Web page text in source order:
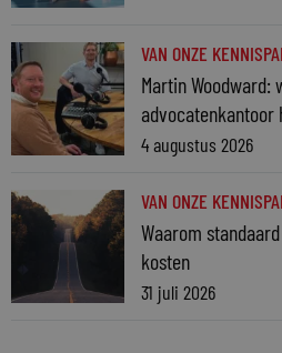
VAN ONZE
Martin Woodward:
4 augustus 2026
VAN ONZE
Waarom
kosten
31 juli 2026